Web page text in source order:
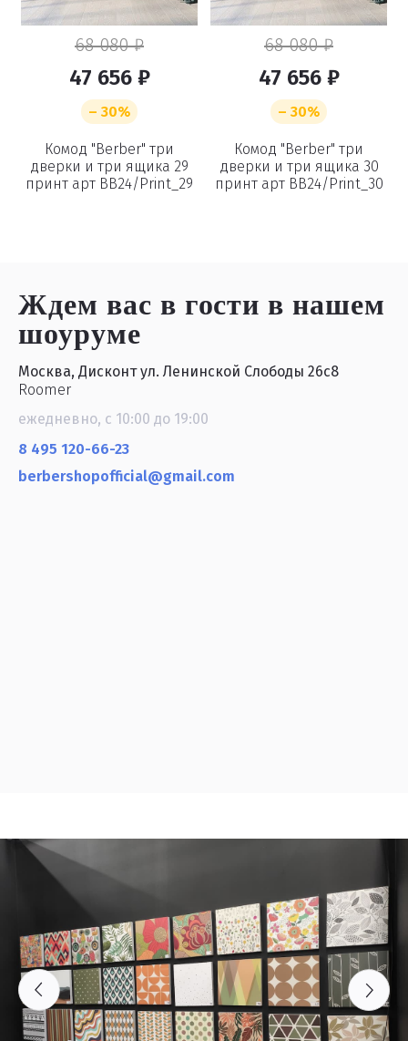
68 080 ₽
47 656 ₽
– 30%
Комод "Berber" три
дверки и три ящика 29
принт арт BB24/Print_29
68 080 ₽
47 656 ₽
– 30%
Комод "Berber" три
дверки и три ящика 30
принт арт BB24/Print_30
Ждем вас в гостив нашем
шоуруме
Москва, Дисконт ул. Ленинской Слободы 26с8
Roomer
ежедневно, с 10:00 до 19:00
8 495 120-66-23
berbershopofficial@gmail.com